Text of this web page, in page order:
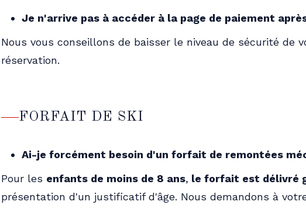
Je n'arrive pas à accéder à la page de paiement
Nous vous conseillons de baisser le niveau de sécurité
réservation.
FORFAIT DE SKI
Ai-je forcément besoin d'un forfait de remontées
Pour les enfants de moins de 8 ans, le forfait est délivré
présentation d'un justificatif d'âge. Nous demandons à